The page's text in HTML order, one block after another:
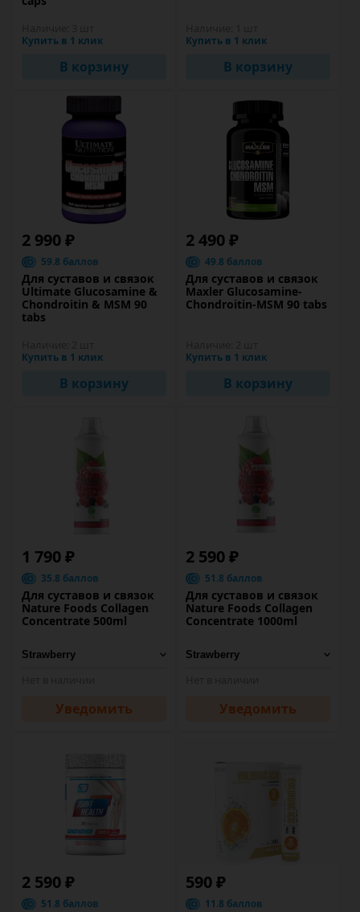
Купить в 1 клик
В корзину
Купить в 1 клик
В корзину
2 990 ₽
59.8 баллов
Для суставов и связок
Ultimate Glucosamine &
Chondroitin & MSM 90
tabs
Купить в 1 клик
В корзину
2 490 ₽
49.8 баллов
Для суставов и связок
Maxler Glucosamine-
Chondroitin-MSM 90 tabs
Купить в 1 клик
В корзину
1 790 ₽
35.8 баллов
Для суставов и связок
Nature Foods Collagen
Concentrate 500ml
Уведомить
2 590 ₽
51.8 баллов
Для суставов и связок
Nature Foods Collagen
Concentrate 1000ml
Уведомить
2 590 ₽
51.8 баллов
590 ₽
11.8 баллов